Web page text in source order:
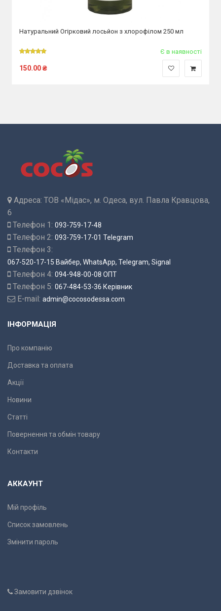
Натуральний Огірковий лосьйон з хлорофілом 250 мл
Є в наявності
150.00₴
Адреса: ТОВ «Мідас», м. Одеса, вул. Павла Кравцова,
6
Телефон 1: 093-759-17-48
Телефон 2: 093-759-17-01 Telegram
Телефон 3:
067-520-17-15 Вайбер, WhatsApp, Telegram, Signal
Телефон 4: 094-948-00-08 ОПТ
Телефон 5: 067-484-53-36 Керівник
E-mail: admin@cocosodessa.com
ІНФОРМАЦІЯ
Про компанію
Доставка та оплата
Акції
Новини
Статті
Повернення та обмін товару
Контакти
АККАУНТ
Мій профіль
Список замовлень
Змінити пароль
Замовити дзвінок